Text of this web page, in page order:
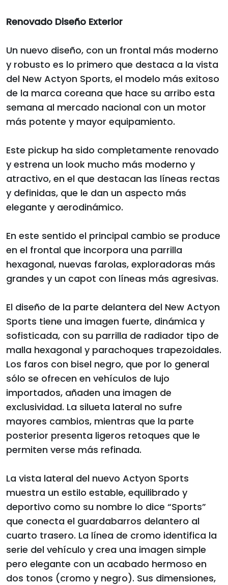
Renovado Diseño Exterior
Un nuevo diseño, con un frontal más moderno
y robusto es lo primero que destaca a la vista
del New Actyon Sports, el modelo más exitoso
de la marca coreana que hace su arribo esta
semana al mercado nacional con un motor
más potente y mayor equipamiento.
Este pickup ha sido completamente renovado
y estrena un look mucho más moderno y
atractivo, en el que destacan las líneas rectas
y definidas, que le dan un aspecto más
elegante y aerodinámico.
En este sentido el principal cambio se produce
en el frontal que incorpora una parrilla
hexagonal, nuevas farolas, exploradoras más
grandes y un capot con líneas más agresivas.
El diseño de la parte delantera del New Actyon
Sports tiene una imagen fuerte, dinámica y
sofisticada, con su parrilla de radiador tipo de
malla hexagonal y parachoques trapezoidales.
Los faros con bisel negro, que por lo general
sólo se ofrecen en vehículos de lujo
importados, añaden una imagen de
exclusividad. La silueta lateral no sufre
mayores cambios, mientras que la parte
posterior presenta ligeros retoques que le
permiten verse más refinada.
La vista lateral del nuevo Actyon Sports
muestra un estilo estable, equilibrado y
deportivo como su nombre lo dice “Sports”
que conecta el guardabarros delantero al
cuarto trasero. La línea de cromo identifica la
serie del vehículo y crea una imagen simple
pero elegante con un acabado hermoso en
dos tonos (cromo y negro). Sus dimensiones,